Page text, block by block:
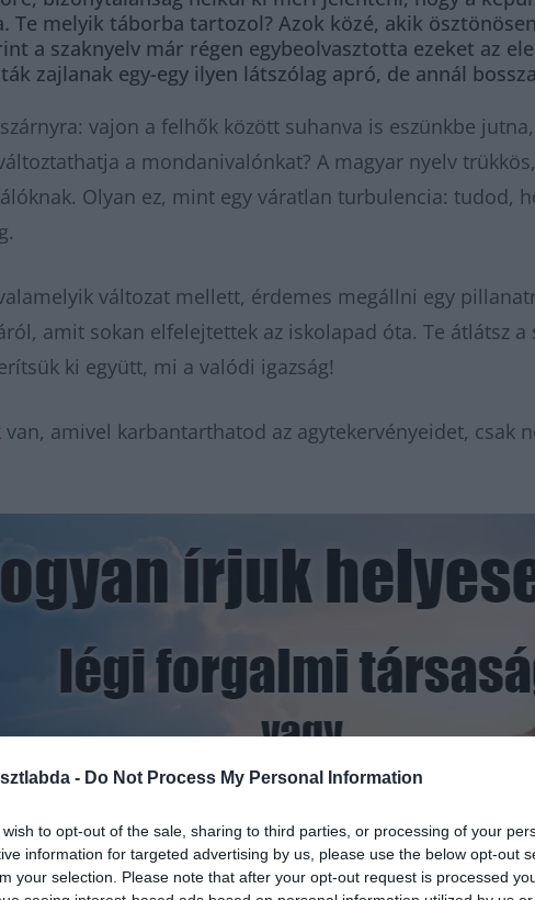
- Do Not Process My Personal Information
wish to opt-out of the sale, sharing to third parties, or processing of your
information for targeted advertising by us, please use the below opt-out
your selection. Please note that after your opt-out request is processed
Te melyik táborba tartozol? Azok közé, akik
a szaknyelv már régen egybeolvasztotta ezeket az
zajlanak egy-egy ilyen látszólag apró, de annál
vajon a felhők között suhanva is eszünkbe
a mondanivalónkat? A magyar nyelv
Olyan ez, mint egy váratlan turbulencia: tudod,
változat mellett, érdemes megállni egy
amit sokan elfelejtettek az iskolapad óta. Te átlátsz a
ki együtt, mi a valódi igazság!
van, amivel karbantarthatod az agytekervényeidet, csak